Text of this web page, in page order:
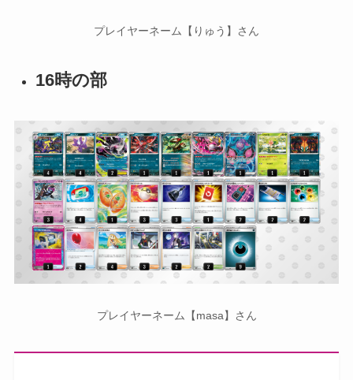
プレイヤーネーム【りゅう】さん
16時の部
プレイヤーネーム【masa】さん